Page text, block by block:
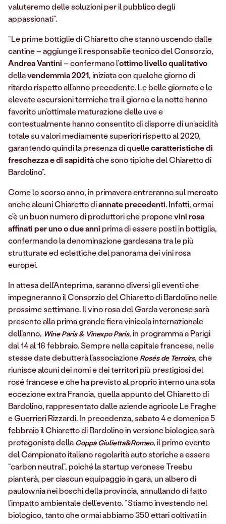
valuteremo delle soluzioni per il pubblico degli
appassionati”.
“Le prime bottiglie di Chiaretto che stanno uscendo dalle
cantine – aggiunge il responsabile tecnico del Consorzio,
Andrea Vantini – confermano l’ottimo livello qualitativo
dellavendemmia 2021, iniziata con qualche giorno di
ritardo rispetto all’anno precedente. Le belle giornate e le
elevate escursioni termiche tra il giorno e la notte hanno
favorito un’ottimale maturazione delle uve e
contestualmente hanno consentito di disporre di un’acidità
totale su valori mediamente superiori rispetto al 2020,
garantendo quindi la presenza di quellecaratteristiche di
freschezza e di sapiditàche sono tipiche del Chiaretto di
Bardolino”.
Come lo scorso anno, in primavera entreranno sul mercato
anche alcuni Chiaretto diannate precedenti. Infatti, ormai
c’è un buon numero di produttori che proponevini rosa
affinati per uno o due anni prima di essere posti in bottiglia,
confermando la denominazione gardesana tra le più
strutturate ed eclettiche del panorama dei vini rosa
europei.
In attesa dell’Anteprima, saranno diversi gli eventi che
impegneranno il Consorzio del Chiaretto di Bardolino nelle
prossime settimane. Il vino rosa del Garda veronese sarà
presente alla prima grande fiera vinicola internazionale
dell’anno, Wine Paris & Vinexpo Paris, in programma a Parigi
dal 14 al 16 febbraio. Sempre nella capitale francese, nelle
stesse date debutterà l’associazione Rosés de Terroirs, che
riunisce alcuni dei nomi e dei territori più prestigiosi del
rosé francese e che ha previsto al proprio interno una sola
eccezione extra Francia, quella appunto del Chiaretto di
Bardolino, rappresentato dalle aziende agricole Le Fraghe
e Guerrieri Rizzardi. In precedenza, sabato 4 e domenica 5
febbraio il Chiaretto di Bardolino in versione biologica sarà
protagonista della Coppa Giulietta&Romeo, il primo evento
del Campionato italiano regolarità auto storiche a essere
“carbon neutral”, poiché la startup veronese Treebu
pianterà, per ciascun equipaggio in gara, un albero di
paulownia nei boschi della provincia, annullando di fatto
l’impatto ambientale dell’evento. “Stiamo investendo nel
biologico, tanto che ormai abbiamo 350 ettari coltivati in